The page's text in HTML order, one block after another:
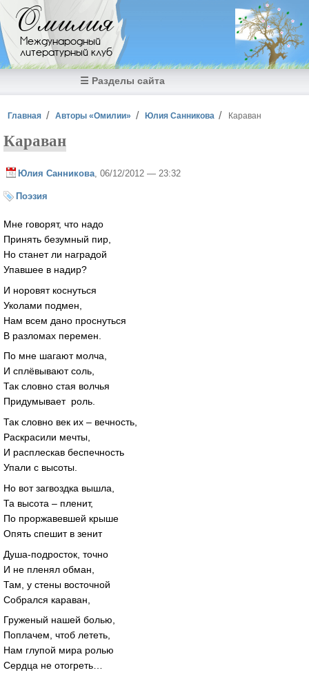
Перейти к основному содержанию
Омилия
Международный
литературный клуб
☰ Разделы сайта
Вы здесь
Главная Авторы «Омилии» Юлия Санникова Караван
Караван
Юлия Санникова , 06/12/2012 — 23:32
Поэзия
Мне говорят, что надо
Принять безумный пир,
Но станет ли наградой
Упавшее в надир?
И норовят коснуться
Уколами подмен,
Нам всем дано проснуться
В разломах перемен.
По мне шагают молча,
И сплёвывают соль,
Так словно стая волчья
Придумывает роль.
Так словно век их – вечность,
Раскрасили мечты,
И расплескав беспечность
Упали с высоты.
Но вот загвоздка вышла,
Та высота – пленит,
По проржавевшей крыше
Опять спешит в зенит
Душа-подросток, точно
И не пленял обман,
Там, у стены восточной
Собрался караван,
Груженый нашей болью,
Поплачем, чтоб лететь,
Нам глупой мира ролью
Сердца не отогреть…